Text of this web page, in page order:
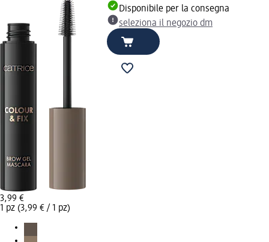
3,99 €
1 pz (3,99 € / 1 pz)
Disponibile per la consegna
seleziona il negozio dm